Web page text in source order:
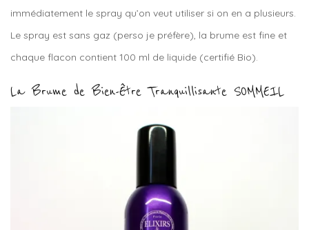
immédiatement le spray qu’on veut utiliser si on en a plusieurs.
Le spray est sans gaz (perso je préfère), la brume est fine et
chaque flacon contient 100 ml de liquide (certifié Bio).
La Brume de Bien-Être Tranquillisante SOMMEIL